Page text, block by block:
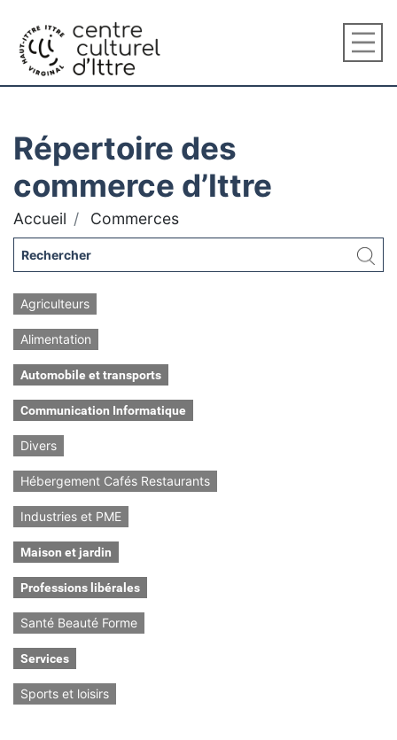
Répertoire des
commerce d’Ittre
Accueil Commerces
Agriculteurs
Alimentation
Automobile et transports
Communication Informatique
Divers
Hébergement Cafés Restaurants
Industries et PME
Maison et jardin
Professions libérales
Santé Beauté Forme
Services
Sports et loisirs